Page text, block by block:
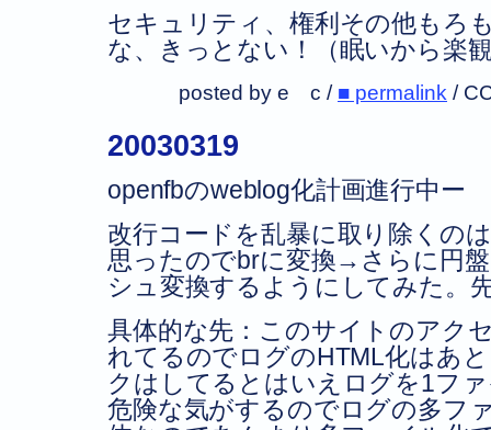
セキュリティ、権利その他もろ
な、きっとない！（眠いから楽
posted by e c / ■ permalink /
20030319
openfbのweblog化計画進行中ー
改行コードを乱暴に取り除くの
思ったのでbrに変換→さらに円
シュ変換するようにしてみた。
具体的な先：このサイトのアク
れてるのでログのHTML化はあ
クはしてるとはいえログを1フ
危険な気がするのでログの多フ